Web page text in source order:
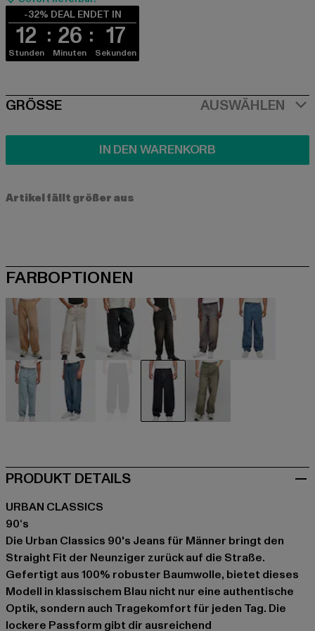
-32% DEAL ENDET IN
12
Stunden
26
Minuten
17
Sekunden
SIZE
GRÖSSE AUSWÄHLEN
IN DEN WARENKORB
Artikel fällt größer aus
FARBOPTIONEN
beige beige schwarzschwarzblau
PRODUKT DETAILS
URBAN CLASSICS
90‘s
Die Urban Classics 90's Jeans für Männer bringt den
Straight Fit der Neunziger zurück auf die Straße.
Gefertigt aus 100% robuster Baumwolle, bietet dieses
Modell in klassischem Blau nicht nur eine authentische
Optik, sondern auch Tragekomfort für jeden Tag. Die
lockere Passform gibt dir ausreichend